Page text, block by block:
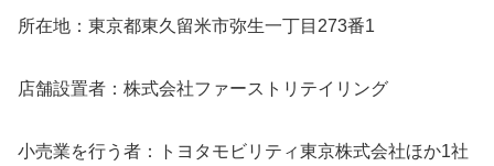
所在地：東京都東久留米市弥生一丁目273番1
店舗設置者：株式会社ファーストリテイリング
小売業を行う者：トヨタモビリティ東京株式会社ほか1社